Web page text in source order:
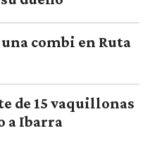
combi en Ruta
de 15 vaquillonas
a Ibarra